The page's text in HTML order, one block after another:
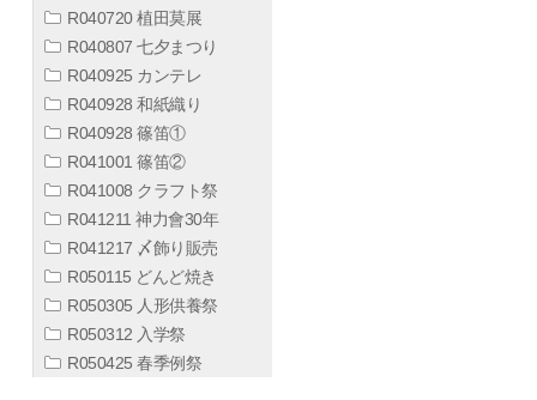
R040720 植田莫展
R040807 七夕まつり
R040925 カンテレ
R040928 和紙織り
R040928 篠笛①
R041001 篠笛②
R041008 クラフト祭
R041211 神力會30年
R041217 〆飾り販売
R050115 どんど焼き
R050305 人形供養祭
R050312 入学祭
R050425 春季例祭